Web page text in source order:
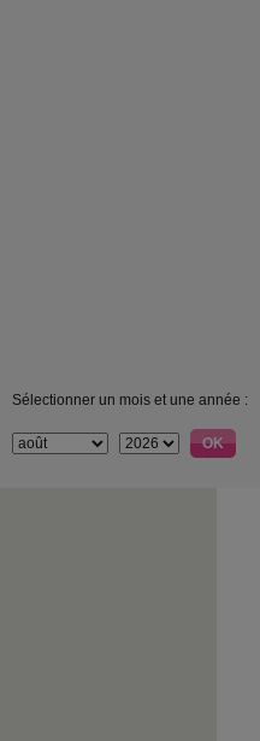
Sélectionner un mois et une année :